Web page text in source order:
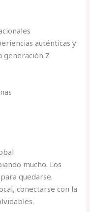
auténticas y
generación Z
mucho. Los
quedarse.
conectarse con la